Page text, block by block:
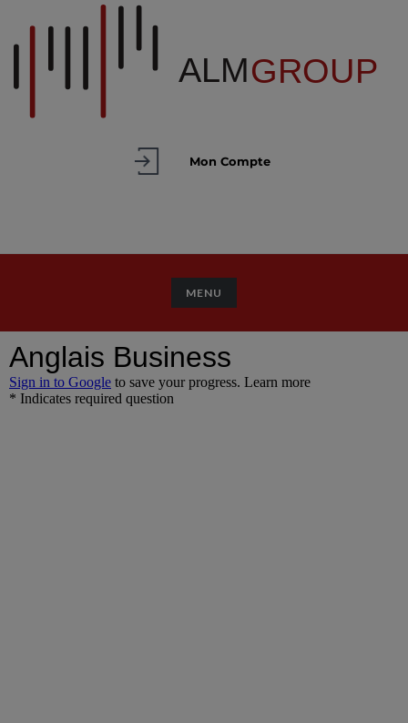
Mon Compte
TOGGLE NAVIGATION
MENU